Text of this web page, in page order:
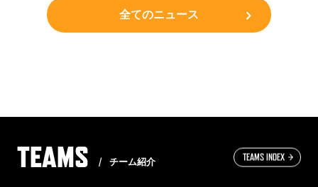
全てのニュース
TEAMS チーム紹介 TEAMS INDEX